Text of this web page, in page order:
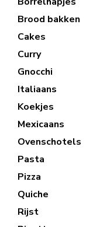
Brood bakken
Cakes
Curry
Gnocchi
Italiaans
Koekjes
Mexicaans
Ovenschotels
Pasta
Pizza
Quiche
Rijst